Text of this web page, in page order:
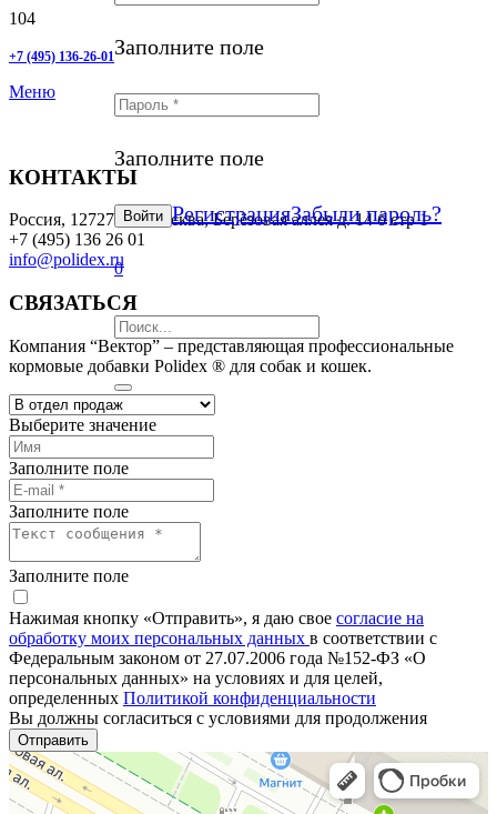
+7 (495) 136-26-01Заполните поле
Заполните поле
Войти РегистрацияЗабыли пароль?
0
Меню
КОНТАКТЫ
Россия, 127273, г. Москва, Берёзовая аллея д. 14 б стр 1
+7 (495) 136 26 01
info@polidex.ru
СВЯЗАТЬСЯ
Компания “Вектор” – представляющая профессиональные
кормовые добавки Polidex ® для собак и кошек.
Выберите значение
Заполните поле
Заполните поле
Заполните поле
Нажимая кнопку «Отправить», я даю свое согласие на
обработку моих персональных данных в соответствии с
Федеральным законом от 27.07.2006 года №152-ФЗ «О
персональных данных» на условиях и для целей,
определенных Политикой конфиденциальности
Вы должны согласиться с условиями для продолжения
Отправить